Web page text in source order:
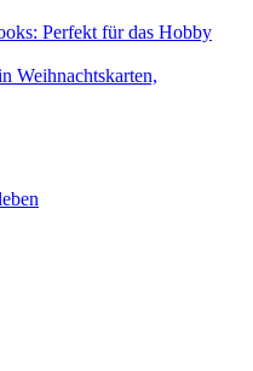
Perfekt für das Hobby
Weihnachtskarten,